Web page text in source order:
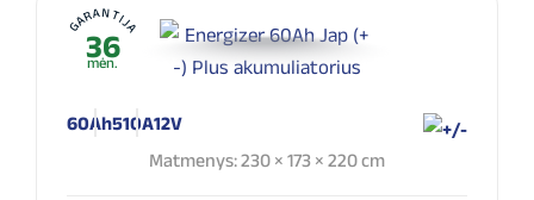
GARANTIJA
36
mėn.
60Ah510A12V
Matmenys: 230 × 173 × 220 cm